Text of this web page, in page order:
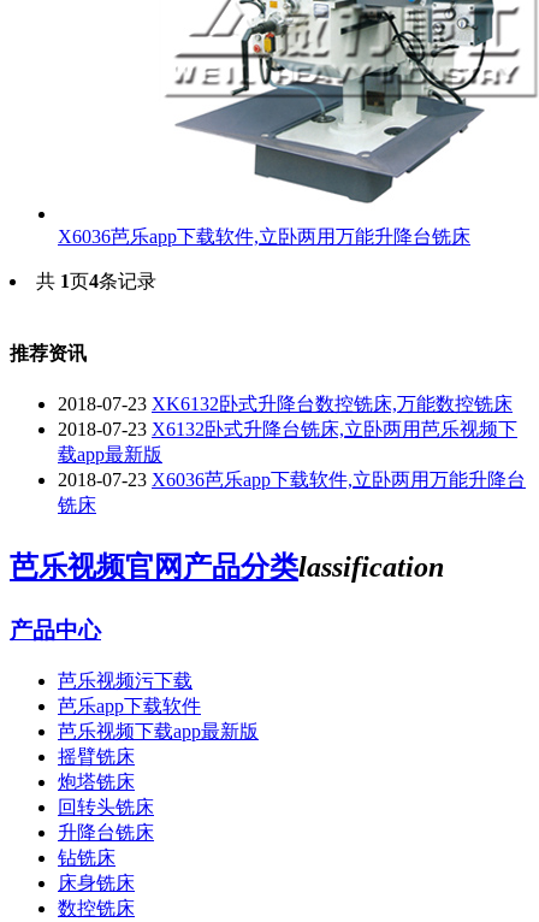
X6036芭乐app下载软件,立卧两用万能升降台铣床
共 1页4条记录
推荐资讯
2018-07-23 XK6132卧式升降台数控铣床,万能数控铣床
2018-07-23 X6132卧式升降台铣床,立卧两用芭乐视频下
载app最新版
2018-07-23 X6036芭乐app下载软件,立卧两用万能升降台
铣床
芭乐视频官网产品分类lassification
产品中心
芭乐视频污下载
芭乐app下载软件
芭乐视频下载app最新版
摇臂铣床
炮塔铣床
回转头铣床
升降台铣床
钻铣床
床身铣床
数控铣床